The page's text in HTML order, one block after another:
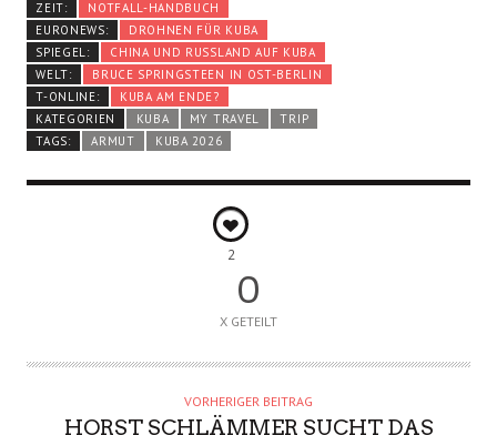
ZEIT:
NOTFALL-HANDBUCH
EURONEWS:
DROHNEN FÜR KUBA
SPIEGEL:
CHINA UND RUSSLAND AUF KUBA
WELT:
BRUCE SPRINGSTEEN IN OST-BERLIN
T-ONLINE:
KUBA AM ENDE?
KATEGORIEN
KUBA MY TRAVEL
TRIP
TAGS:
ARMUT KUBA 2026
2
0
X GETEILT
VORHERIGER BEITRAG
HORST SCHLÄMMER SUCHT DAS